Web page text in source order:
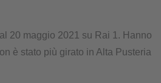
20 maggio 2021 su Rai 1. Hanno
è stato più girato in Alta Pusteria